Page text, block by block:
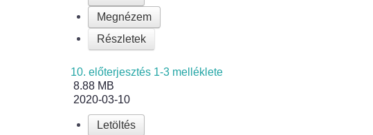
Megnézem
Részletek
10. előterjesztés 1-3 melléklete
8.88 MB
2020-03-10
Letöltés